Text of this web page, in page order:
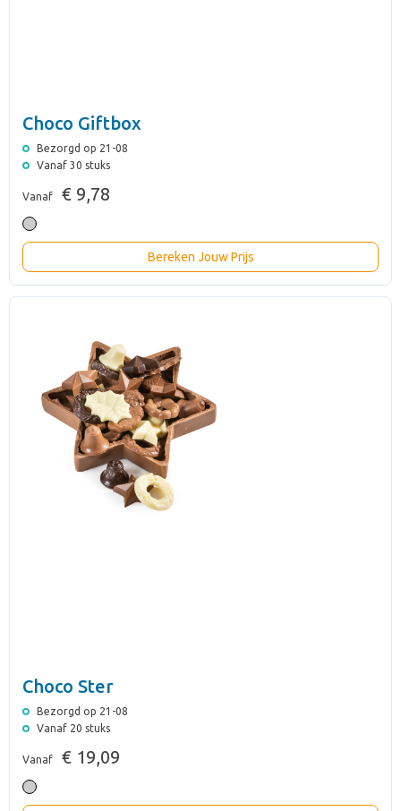
Choco Giftbox
Bezorgd op 21-08
Vanaf 30 stuks
Vanaf € 9,78
Bereken Jouw Prijs
Choco Ster
Bezorgd op 21-08
Vanaf 20 stuks
Vanaf € 19,09